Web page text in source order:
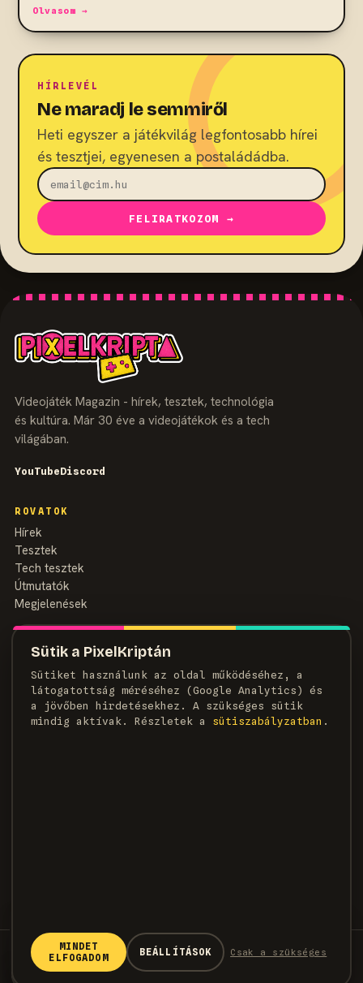
Sütik a PixelKriptán
Sütiket használunk az oldal működéséhez, a
látogatottság méréséhez (Google Analytics) és
a jövőben hirdetésekhez. A szükséges sütik
mindig aktívak. Részletek a
süti­szabályzatban .
MINDET
ELFOGADOM
BEÁLLÍTÁSOK Csak a szükséges
Olvasom →
HÍRLEVÉL
Ne maradj le semmiről
Heti egyszer a játékvilág legfontosabb hírei
és tesztjei, egyenesen a postaládádba.
FELIRATKOZOM →
Az Assassin’s Creed Valhalla
rendezője visszatért az
Ubisofthoz
Eric Baptizat, az Assassin's Creed Valhalla
egykori játékigazgatója visszatért az
Videojáték Magazin - hírek, tesztek, technológia
és kultúra. Már 30 éve a videojátékok és a tech
világában.
YouTubeDiscord
ROVATOK
Hírek
Tesztek
Tech tesztek
Útmutatók
Megjelenések
MAGAZIN
Szerzők
Médiaajánlat
Kapcsolat
© 2026 PixelKripta · Minden jog fenntartva
Adatvédelem Sütiszabályzat
Felhasználási feltételek